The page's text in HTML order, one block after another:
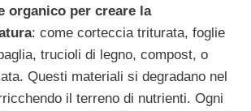
organico per creare la
: come corteccia triturata, foglie
trucioli di legno, compost, o
Questi materiali si degradano nel
il terreno di nutrienti. Ogni